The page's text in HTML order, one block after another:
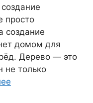
просто
создание
домом для
Дерево — это
не только